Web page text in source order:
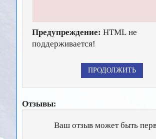
Предупреждение: HTML не
поддерживается!
Отзывы:
Ваш отзыв может быть